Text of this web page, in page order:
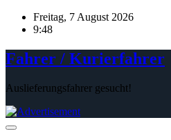
Skip
Freitag, 7 August 2026
9:48
Fahrer / Kurierfahrer
Auslieferungsfahrer gesucht!